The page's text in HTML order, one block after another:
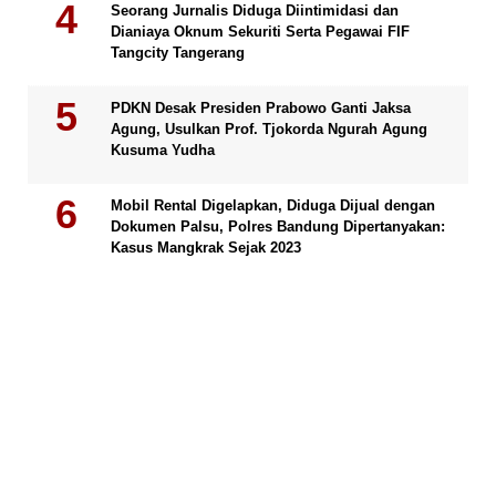
Seorang Jurnalis Diduga Diintimidasi dan
Dianiaya Oknum Sekuriti Serta Pegawai FIF
Tangcity Tangerang
PDKN Desak Presiden Prabowo Ganti Jaksa
Agung, Usulkan Prof. Tjokorda Ngurah Agung
Kusuma Yudha
Mobil Rental Digelapkan, Diduga Dijual dengan
Dokumen Palsu, Polres Bandung Dipertanyakan:
Kasus Mangkrak Sejak 2023